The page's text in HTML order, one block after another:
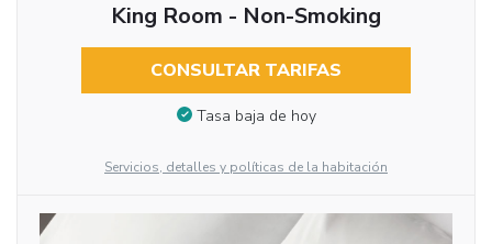
King Room - Non-Smoking
CONSULTAR TARIFAS
Tasa baja de hoy
Servicios, detalles y políticas de la habitación